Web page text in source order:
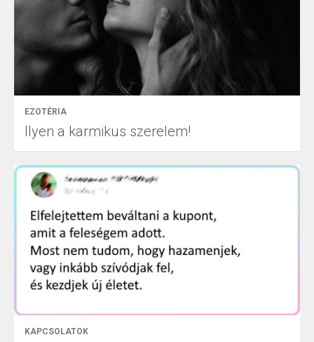
EZOTÉRIA
Ilyen a karmikus szerelem!
KAPCSOLATOK